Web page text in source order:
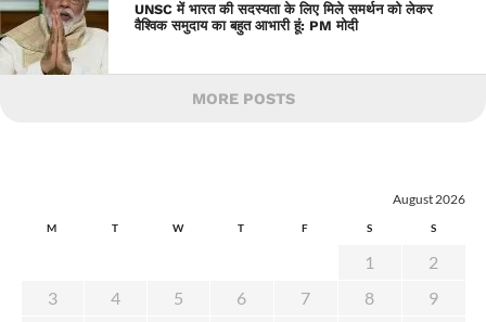
UNSC में भारत की सदस्यता के लिए मिले समर्थन को लेकर
वैश्विक समुदाय का बहुत आभारी हूं: PM मोदी
MORE POSTS
August 2026
M T W T F S S
1
2
3
4 5 6 7 8 9